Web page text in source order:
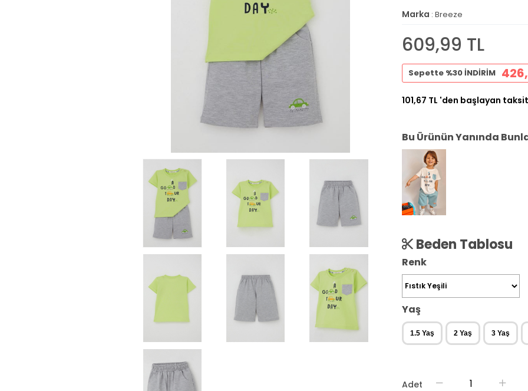
Marka : Breeze
609,99 TL
Sepette %30 İNDİRİM
101,67 TL 'den başlayan
Bu Ürünün Yanında
Beden Tablosu
Renk
Yaş
1.5 Yaş 2 Yaş 3 Yaş
Adet